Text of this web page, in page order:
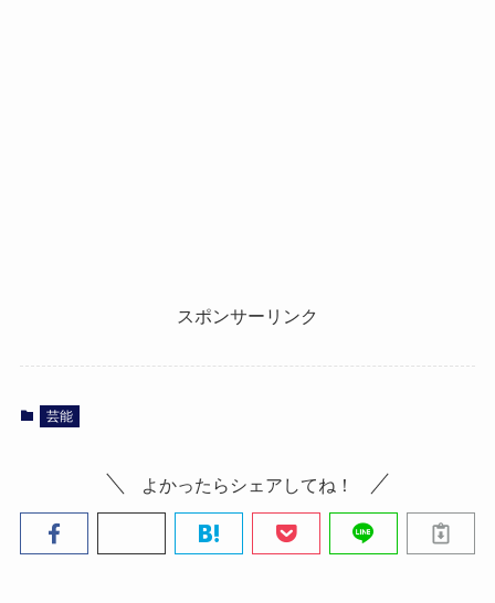
スポンサーリンク
芸能
よかったらシェアしてね！